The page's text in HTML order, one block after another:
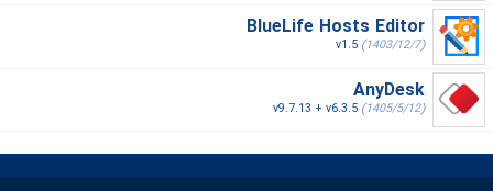
BlueLife Hosts Editor
v1.5 (1403/12/7)
AnyDesk
v9.7.13 + v6.3.5 (1405/5/12)